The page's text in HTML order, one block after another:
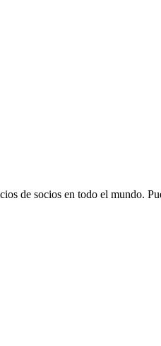
de socios en todo el mundo.